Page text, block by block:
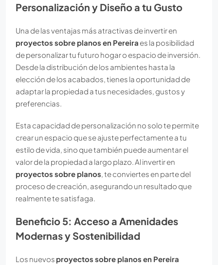
Personalización y Diseño a tu Gusto
Una de las ventajas más atractivas de invertir en
proyectos sobre planos en Pereira es la posibilidad
de personalizar tu futuro hogar o espacio de inversión.
Desde la distribución de los ambientes hasta la
elección de los acabados, tienes la oportunidad de
adaptar la propiedad a tus necesidades, gustos y
preferencias.
Esta capacidad de personalización no solo te permite
crear un espacio que se ajuste perfectamente a tu
estilo de vida, sino que también puede aumentar el
valor de la propiedad a largo plazo. Al invertir en
proyectos sobre planos , te conviertes en parte del
proceso de creación, asegurando un resultado que
realmente te satisfaga.
Beneficio 5: Acceso a Amenidades
Modernas y Sostenibilidad
Los nuevos proyectos sobre planos en Pereira